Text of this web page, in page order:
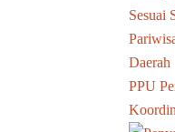
Sesuai
Daerah
PPU